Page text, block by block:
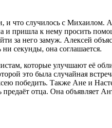
что случилось с Михаилом.
пришла к нему просить
за него замуж. Алексей
секунды, она соглашается.
которые улучшают её
это была случайная
победить. Также Ане и
отца. Она объявляет